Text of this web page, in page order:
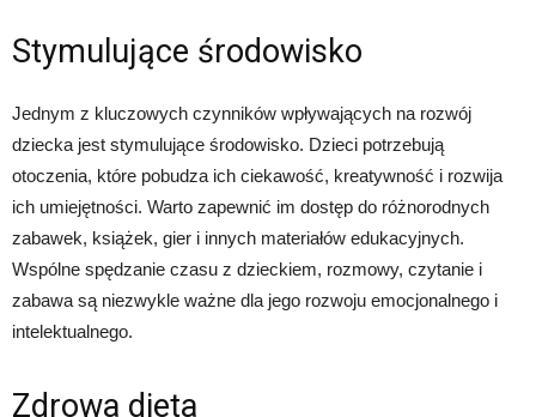
Stymulujące środowisko
Jednym z kluczowych czynników wpływających na rozwój
dziecka jest stymulujące środowisko. Dzieci potrzebują
otoczenia, które pobudza ich ciekawość, kreatywność i rozwija
ich umiejętności. Warto zapewnić im dostęp do różnorodnych
zabawek, książek, gier i innych materiałów edukacyjnych.
Wspólne spędzanie czasu z dzieckiem, rozmowy, czytanie i
zabawa są niezwykle ważne dla jego rozwoju emocjonalnego i
intelektualnego.
Zdrowa dieta